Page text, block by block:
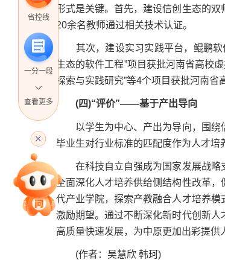
省控线
一分一段
专家指导课
查看更多
形式是关键。首先，建设信创生态的
20余名教师通过相关技术认证。
其次，建设实习实践平台，鲲鹏软
生态的软件工程”项目获批河南省高校
探索与实践研究”等4个项目获批河南省
(四)“评价”——基于产出导向
以学生为中心、产出为导向，围绕
毕业生对行业标准的匹配度作为人才培
在科技自立自强成为国家发展战略
全面深化人才培养供给侧结构性改革
代产业学院，探索产教融合人才培养
激励期望。通过不断深化新时代创新
高质量快速发展，为中原更加出彩提供
(作者：吴慧欣 韩珂)